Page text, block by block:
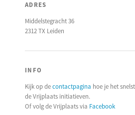
ADRES
Middelstegracht 36
2312 TX Leiden
INFO
Kijk op decontactpagina hoe je het
de Vrijplaats initiatieven.
Of volg de Vrijplaats via Facebook